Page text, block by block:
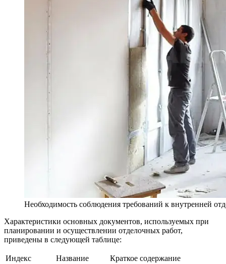
Необходимость соблюдения требований к внутренней
Характеристики основных документов, используемых при
планировании и осуществлении отделочных работ,
приведены в следующей таблице:
Индекс Название Краткое содержание